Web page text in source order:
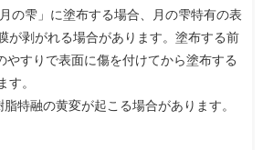
の雫」に塗布する場合、月の雫特有の表
が剥がれる場合があります。塗布する前
すりで表面に傷を付けてから塗布する
す。
特融の黄変が起こる場合があります。